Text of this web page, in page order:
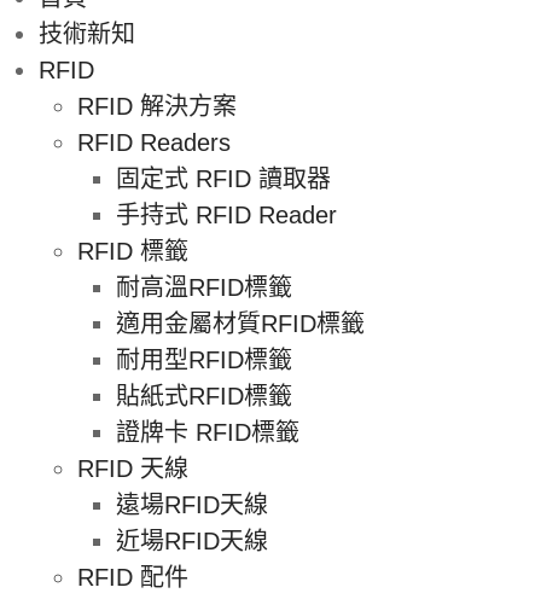
技術新知
RFID
RFID 解決方案
RFID Readers
固定式 RFID 讀取器
手持式 RFID Reader
RFID 標籤
耐高溫RFID標籤
適用金屬材質RFID標籤
耐用型RFID標籤
貼紙式RFID標籤
證牌卡 RFID標籤
RFID 天線
遠場RFID天線
近場RFID天線
RFID 配件